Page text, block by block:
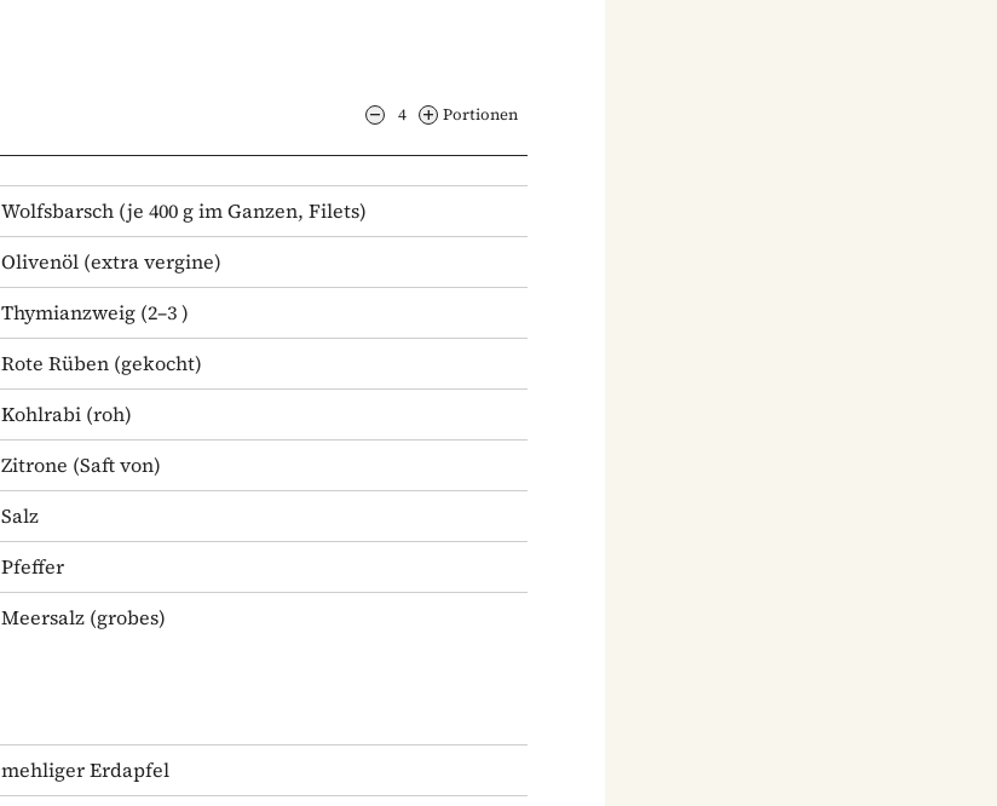
4 Portionen
Wolfsbarsch (je 400 g im Ganzen, Filets)
Olivenöl (extra vergine)
Thymianzweig (2–3 )
Rote Rüben (gekocht)
Kohlrabi (roh)
Zitrone (Saft von)
Salz
Pfeffer
Meersalz (grobes)
mehliger Erdapfel